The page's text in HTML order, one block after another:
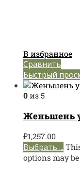
В избранное
Сравнить
Быстрый
0из 5
Женьшень
₽1,257.00
Выбрать ...
options may